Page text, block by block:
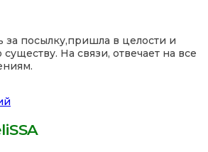
за посылку,пришла в целости и
На связи, отвечает на все